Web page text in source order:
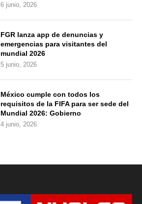
6 junio, 2026
FGR lanza app de denuncias y
emergencias para visitantes del
mundial 2026
5 junio, 2026
México cumple con todos los
requisitos de la FIFA para ser sede del
Mundial 2026: Gobierno
4 junio, 2026